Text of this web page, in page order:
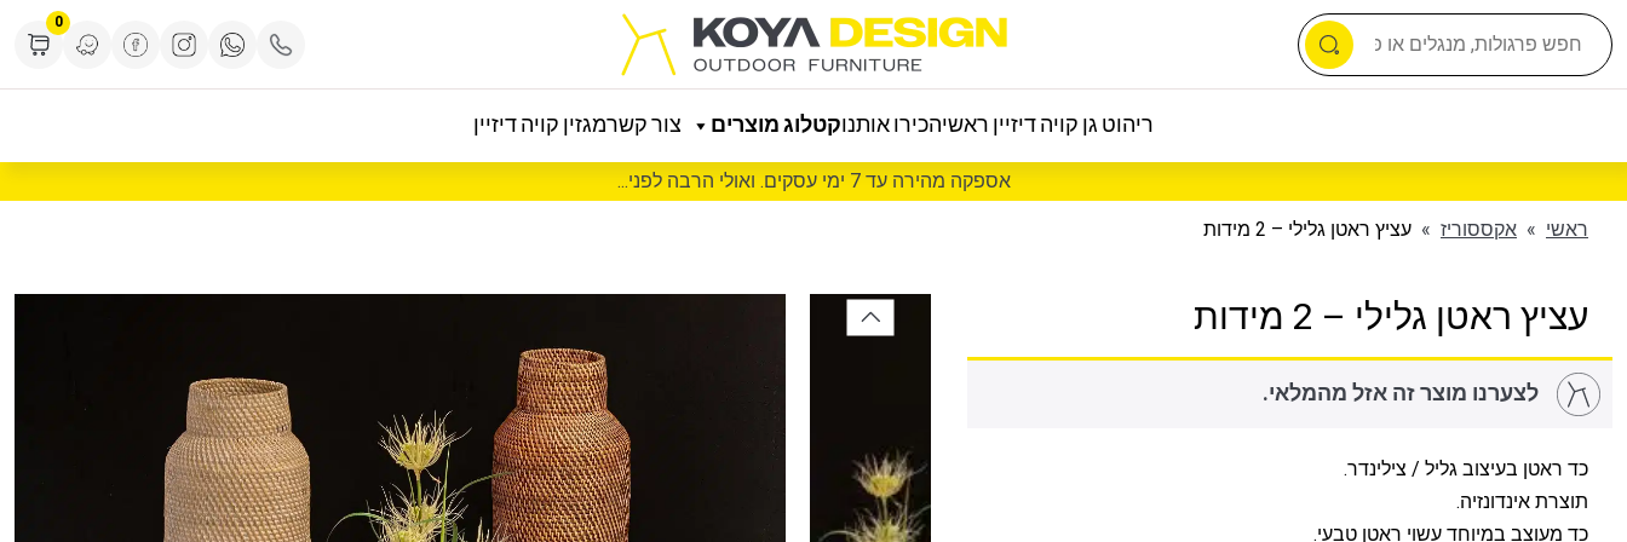
0
ריהוט גן קויה דיזיין ראשיהכירו אותנוקטלוג מוצרים צור קשרמגזין קויה דיזיין
אספקה מהירה עד 7 ימי עסקים. ואולי הרבה לפני...
ראשי » אקססוריז » עציץ ראטן גלילי – 2 מידות
עציץ ראטן גלילי – 2 מידות
לצערנו מוצר זה אזל מהמלאי.
כד ראטן בעיצוב גליל / צילינדר.
תוצרת אינדונזיה.
כד מעוצב במיוחד עשוי ראטן טבעי.